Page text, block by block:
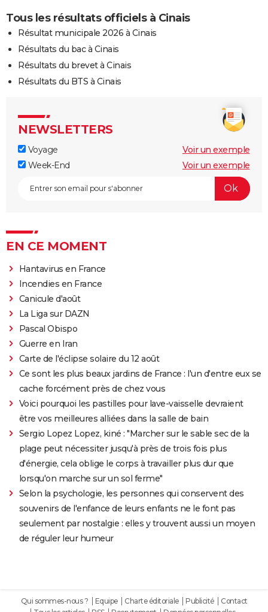
Tous les résultats officiels à Cinais
Résultat municipale 2026 à Cinais
Résultats du bac à Cinais
Résultats du brevet à Cinais
Résultats du BTS à Cinais
NEWSLETTERS
Voyage
Voir un exemple
Week-End
Voir un exemple
EN CE MOMENT
Hantavirus en France
Incendies en France
Canicule d'août
La Liga sur DAZN
Pascal Obispo
Guerre en Iran
Carte de l'éclipse solaire du 12 août
Ce sont les plus beaux jardins de France : l'un d'entre eux se
cache forcément près de chez vous
Voici pourquoi les pastilles pour lave-vaisselle devraient
être vos meilleures alliées dans la salle de bain
Sergio Lopez Lopez, kiné : "Marcher sur le sable sec de la
plage peut nécessiter jusqu'à près de trois fois plus
d'énergie, cela oblige le corps à travailler plus dur que
lorsqu'on marche sur un sol ferme"
Selon la psychologie, les personnes qui conservent des
souvenirs de l'enfance de leurs enfants ne le font pas
seulement par nostalgie : elles y trouvent aussi un moyen
de réguler leur humeur
Qui sommes-nous ? Equipe Charte éditoriale Publicité
Contact